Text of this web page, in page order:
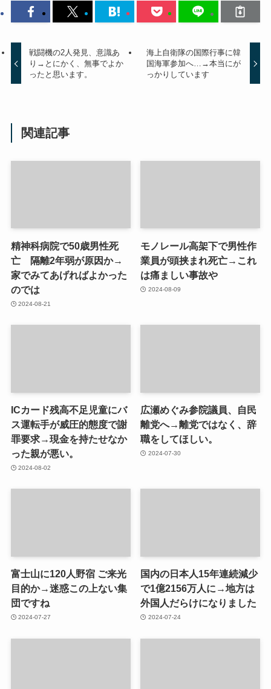
戦闘機の2人発見、意識あ
り→とにかく、無事でよか
ったと思います。
海上自衛隊の国際行事に韓
国海軍参加へ…→本当にが
っかりしています
関連記事
精神科病院で50歳男性死
亡 隔離2年弱が原因か→
家でみてあげればよかった
のでは
2024-08-21
モノレール高架下で男性作
業員が頭挟まれ死亡→これ
は痛ましい事故や
2024-08-09
ICカード残高不足児童にバ
ス運転手が威圧的態度で謝
罪要求→現金を持たせなか
った親が悪い。
2024-08-02
広瀬めぐみ参院議員、自民
離党へ→離党ではなく、辞
職をしてほしい。
2024-07-30
富士山に120人野宿 ご来光
目的か→迷惑この上ない集
団ですね
2024-07-27
国内の日本人15年連続減少
で1億2156万人に→地方は
外国人だらけになりました
2024-07-24